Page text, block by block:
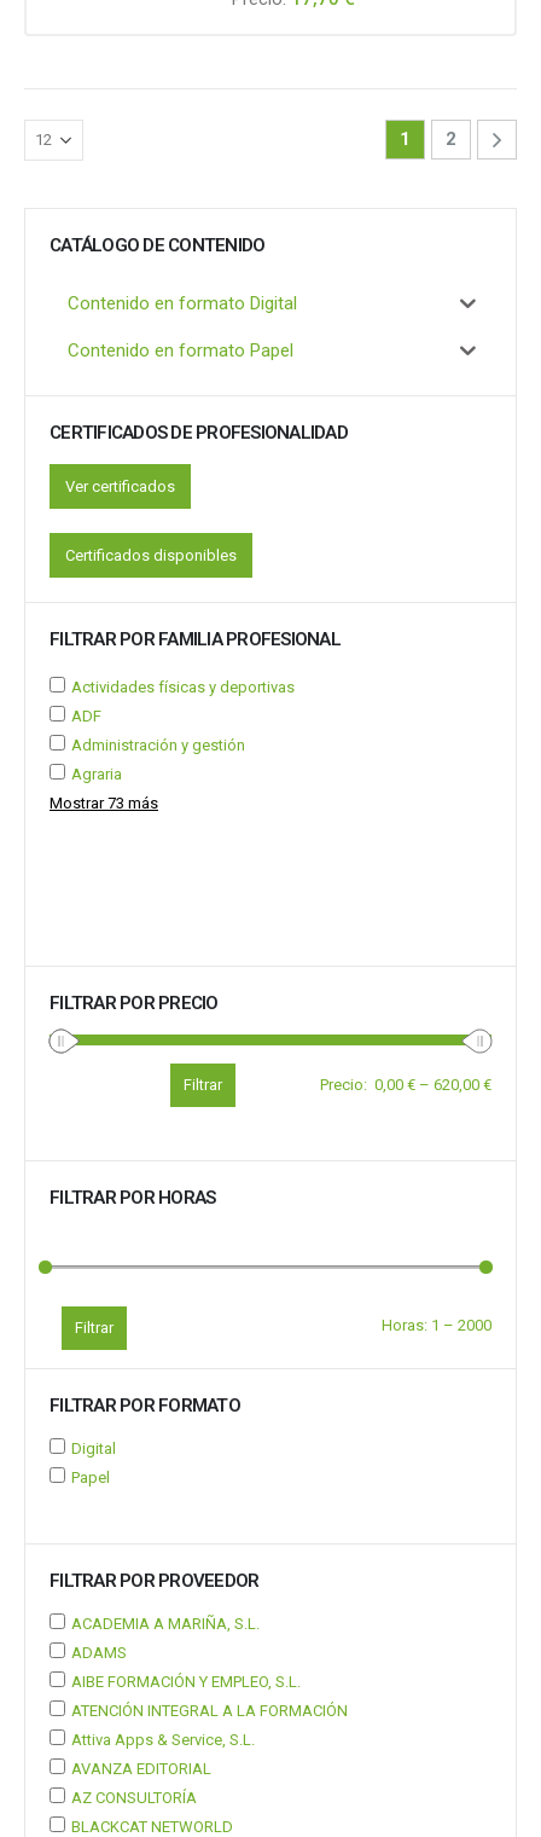
1 2
CATÁLOGO DE CONTENIDO
Contenido en formato Digital
Contenido en formato Papel
CERTIFICADOS DE PROFESIONALIDAD
Ver certificados
Certificados disponibles
FILTRAR POR FAMILIA PROFESIONAL
Actividades físicas y deportivas
ADF
Administración y gestión
Agraria
Mostrar 73 más
FILTRAR POR PRECIO
Filtrar Precio: 0,00 € – 620,00 €
FILTRAR POR HORAS
Filtrar Horas: 1 – 2000
FILTRAR POR FORMATO
Digital
Papel
FILTRAR POR PROVEEDOR
ACADEMIA A MARIÑA, S.L.
ADAMS
AIBE FORMACIÓN Y EMPLEO, S.L.
ATENCIÓN INTEGRAL A LA FORMACIÓN
Attiva Apps & Service, S.L.
AVANZA EDITORIAL
AZ CONSULTORÍA
BLACKCAT NETWORLD